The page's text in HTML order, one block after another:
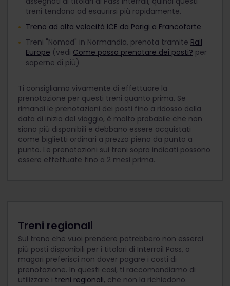
treni tendono ad esaurirsi più rapidamente.
Treno ad alta velocità ICE da Parigi a Francoforte
Treni "Nomad" in Normandia, prenota tramite Rail
Europe (vedi Come posso prenotare dei posti? per
saperne di più)
Ti consigliamo vivamente di effettuare la
prenotazione per questi treni quanto prima. Se
rimandi le prenotazioni dei posti fino a ridosso della
data di inizio del viaggio, è molto probabile che non
siano più disponibili e debbano essere acquistati
come biglietti ordinari a prezzo pieno da punto a
punto. Le prenotazioni sui treni sopra indicati possono
essere effettuate fino a 2 mesi prima.
Treni regionali
Sul treno che vuoi prendere potrebbero non esserci
più posti disponibili per i titolari di Interrail Pass, o
magari preferisci non dover pagare i costi di
prenotazione. In questi casi, ti raccomandiamo di
utilizzare i treni regionali, che non la richiedono.